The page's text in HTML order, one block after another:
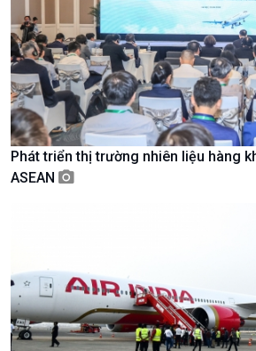
Giới thiệu
Thời sự
Thời
Thời
Thời
Thời
Bản tin
Theo
Chính trị
Tin Chính trị
Chính phủ với người dân
Tin
Vấn
Phát triển thị trường nhiên liệu hàng
ASEAN